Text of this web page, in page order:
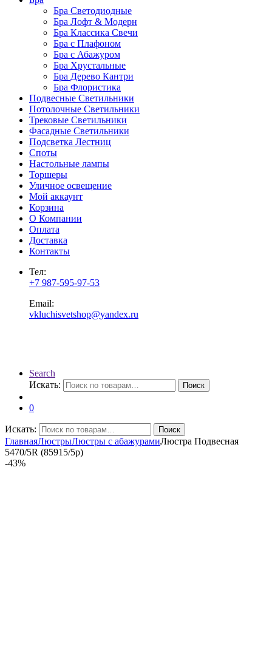
Бра Светодиодные
Бра Лофт & Модерн
Бра Классика Свечи
Бра с Плафоном
Бра с Абажуром
Бра Хрустальные
Бра Дерево Кантри
Бра Флористика
Подвесные Светильники
Потолочные Светильники
Трековые Светильники
Фасадные Светильники
Подсветка Лестниц
Споты
Настольные лампы
Торшеры
Уличное освещение
Мой аккаунт
Корзина
О Компании
Оплата
Доставка
Контакты
Тел:
+7 987-595-97-53
Email:
vkluchisvetshop@yandex.ru
Search
Искать:
Поиск
0
Искать: Поиск
ГлавнаяЛюстрыЛюстры с абажурамиЛюстра Подвесная
5470/5R (85915/5p)
-43%